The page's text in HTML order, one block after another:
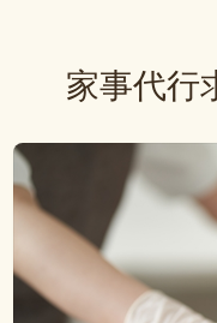
家事代行